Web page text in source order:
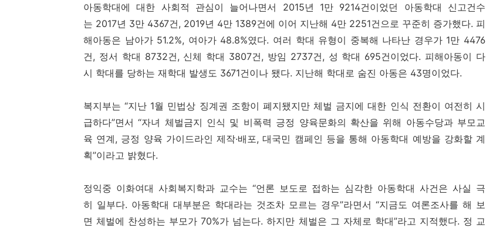
아동학대에 대한 사회적 관심이 늘어나면서 2015년 1만 9214건이었던 아동학대 신고건수
는 2017년 3만 4367건, 2019년 4만 1389건에 이어 지난해 4만 2251건으로 꾸준히 증가했다. 피
해아동은 남아가 51.2%, 여아가 48.8%였다. 여러 학대 유형이 중복해 나타난 경우가 1만 4476
건, 정서 학대 8732건, 신체 학대 3807건, 방임 2737건, 성 학대 695건이었다. 피해아동이 다
시 학대를 당하는 재학대 발생도 3671건이나 됐다. 지난해 학대로 숨진 아동은 43명이었다.
복지부는 “지난 1월 민법상 징계권 조항이 폐지됐지만 체벌 금지에 대한 인식 전환이 여전히 시
급하다”면서 “자녀 체벌금지 인식 및 비폭력 긍정 양육문화의 확산을 위해 아동수당과 부모교
육 연계, 긍정 양육 가이드라인 제작·배포, 대국민 캠페인 등을 통해 아동학대 예방을 강화할 계
획”이라고 밝혔다.
정익중 이화여대 사회복지학과 교수는 “언론 보도로 접하는 심각한 아동학대 사건은 사실 극
히 일부다. 아동학대 대부분은 학대라는 것조차 모르는 경우”라면서 “지금도 여론조사를 해 보
면 체벌에 찬성하는 부모가 70%가 넘는다. 하지만 체벌은 그 자체로 학대”라고 지적했다. 정 교